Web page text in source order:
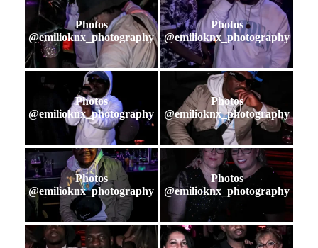
Photos
@emilioknx_photography
Photos
@emilioknx_photography
Photos
@emilioknx_photography
Photos
@emilioknx_photography
Photos
@emilioknx_photography
Photos
@emilioknx_photography